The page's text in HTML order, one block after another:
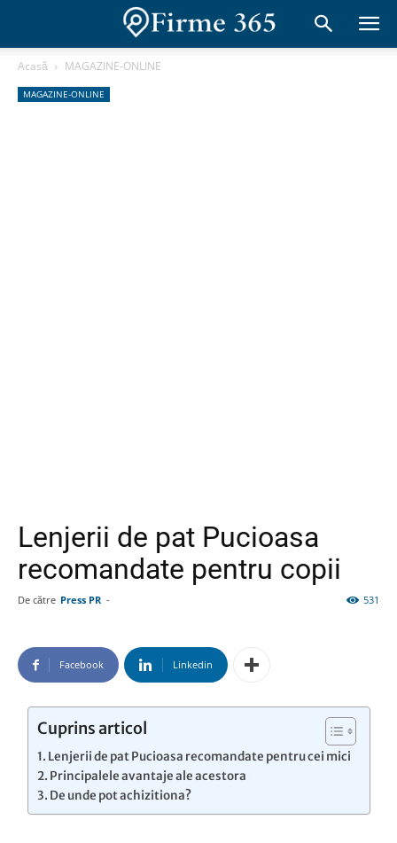
Acasă MAGAZINE-ONLINE
MAGAZINE-ONLINE
Lenjerii de pat Pucioasa
recomandate pentru copii
De către Press PR - 531
Facebook Linkedin
Cuprins articol
Lenjerii de pat Pucioasa recomandate pentru cei mici
Principalele avantaje ale acestora
De unde pot achizitiona?